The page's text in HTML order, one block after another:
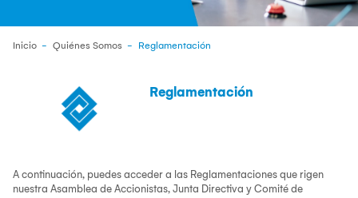
Inicio Quiénes Somos Reglamentación
Reglamentación
A continuación, puedes acceder a las Reglamentaciones que rigen
nuestra Asamblea de Accionistas, Junta Directiva y Comité de